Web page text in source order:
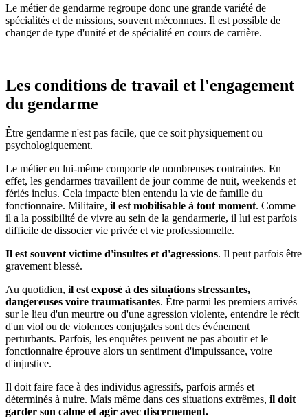
Le métier de gendarme regroupe donc une grande variété de
spécialités et de missions, souvent méconnues. Il est possible de
changer de type d'unité et de spécialité en cours de carrière.
Les conditions de travail et l'engagement
du gendarme
Être gendarme n'est pas facile, que ce soit physiquement ou
psychologiquement.
Le métier en lui-même comporte de nombreuses contraintes. En
effet, les gendarmes travaillent de jour comme de nuit, weekends et
fériés inclus. Cela impacte bien entendu la vie de famille du
fonctionnaire. Militaire, il est mobilisable à tout moment. Comme
il a la possibilité de vivre au sein de la gendarmerie, il lui est parfois
difficile de dissocier vie privée et vie professionnelle.
Il est souvent victime d'insultes et d'agressions. Il peut parfois être
gravement blessé.
Au quotidien, il est exposé à des situations stressantes,
dangereuses voire traumatisantes. Être parmi les premiers arrivés
sur le lieu d'un meurtre ou d'une agression violente, entendre le récit
d'un viol ou de violences conjugales sont des événement
perturbants. Parfois, les enquêtes peuvent ne pas aboutir et le
fonctionnaire éprouve alors un sentiment d'impuissance, voire
d'injustice.
Il doit faire face à des individus agressifs, parfois armés et
déterminés à nuire. Mais même dans ces situations extrêmes, il doit
garder son calme et agir avec discernement.